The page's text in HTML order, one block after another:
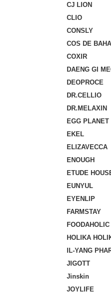
CJ LION
CLIO
CONSLY
COS DE BAHA
COXIR
DAENG GI
DEOPROCE
DR.CELLIO
DR.MELAXIN
EGG PLANET
EKEL
ELIZAVECCA
ENOUGH
ETUDE
EUNYUL
EYENLIP
FARMSTAY
FOODAHOLIC
HOLIKA
IL-YANG
JIGOTT
Jinskin
JOYLIFE